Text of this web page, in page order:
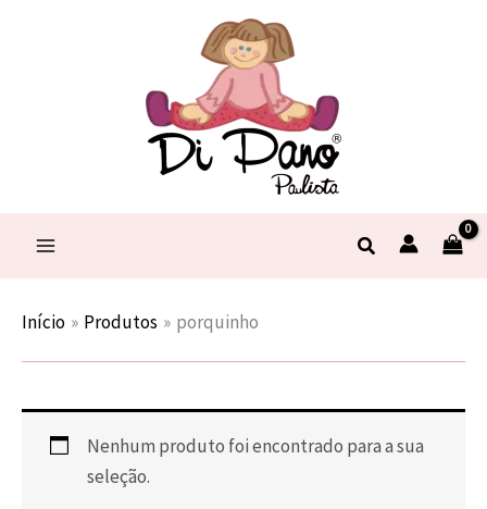
Pesquisar
Início Produtos porquinho
Nenhum produto foi encontrado para a sua
seleção.